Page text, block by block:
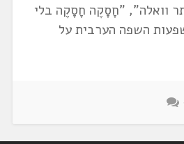
וואלה", "חָסָקֶה חָסָקֶה בלי
השפה הערבית על